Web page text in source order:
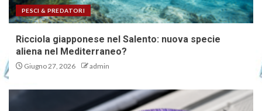
PESCI & PREDATORI
Ricciola giapponese nel Salento: nuova specie
aliena nel Mediterraneo?
Giugno 27, 2026 admin